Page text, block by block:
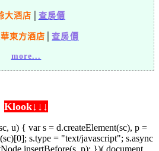
大酒店 查房價
東方酒店 │查房價
more...
Klook↓↓↓
u) { var s = d.createElement(sc), p =
s.type = "text/javascript"; s.async
p); })( document,